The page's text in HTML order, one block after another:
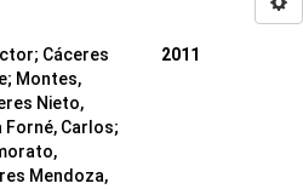
; Cáceres
; Montes,
Nieto,
Forné, Carlos;
Mendoza,
2011